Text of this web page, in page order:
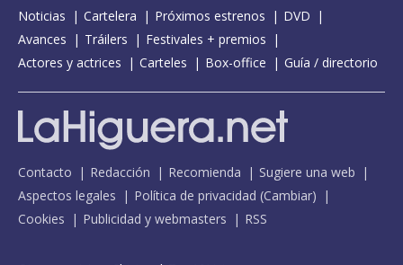
Noticias Cartelera Próximos estrenos
DVD
Avances
Tráilers
Festivales + premios
Actores y actrices
Carteles Box-office Guía / directorio
Contacto Redacción Recomienda
Sugiere una web
Aspectos legales
Política de privacidad (Cambiar)
Cookies
Publicidad y webmasters RSS